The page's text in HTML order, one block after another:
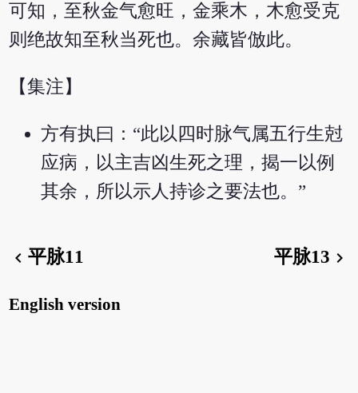
可知，至秋金气愈旺，金乘木，木愈受克
则绝故知至秋当死也。余藏皆倣此。
【集注】
方有执曰：“此以四时脉气属五行生尅
应病，以主吉凶生死之理，揭一以例
其余，所以示人持诊之要法也。”
chevron_left平脉11 平脉13 chevron_right
English version